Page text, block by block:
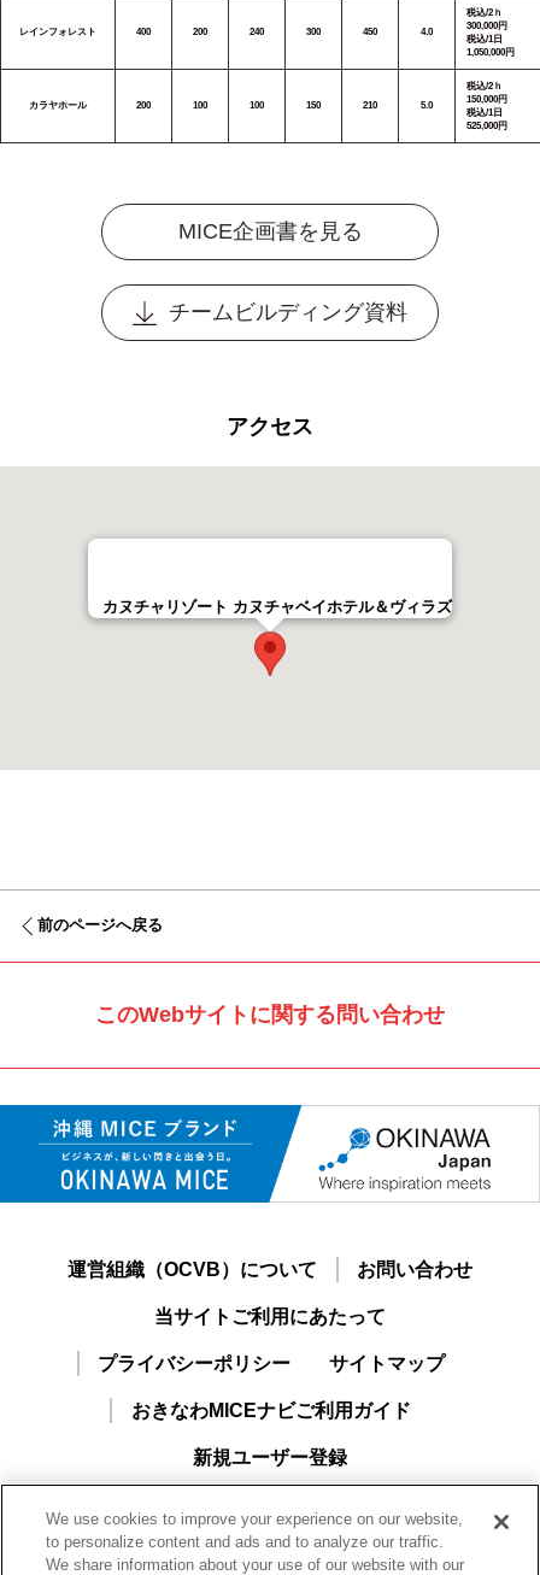
レインフォレスト 400 200 240 300 450 4.0
税込/2ｈ
300,000円
税込/1日
1,050,000円
カラヤホール 200 100 100 150 210 5.0
税込/2ｈ
150,000円
税込/1日
525,000円
MICE企画書を見る
チームビルディング資料
アクセス
カヌチャリゾート カヌチャベイホテル＆ヴィラズ
前のページへ戻る
このWebサイトに関する問い合わせ
運営組織（OCVB）について お問い合わせ
当サイトご利用にあたって
プライバシーポリシー サイトマップ
おきなわMICEナビご利用ガイド
新規ユーザー登録
We use cookies to improve your experience on our website,
to personalize content and ads and to analyze our traffic.
We share information about your use of our website with our